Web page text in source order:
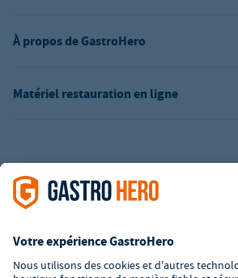
Matériel restauration en ligne
À propos de GastroHero
L’offre de la société GastroHero est
entreprises. Tous les prix sont des prix
Certaines méthodes de paiement peuvent
supplémentaires.
² PVC : Prix de Vente Conseillé par le